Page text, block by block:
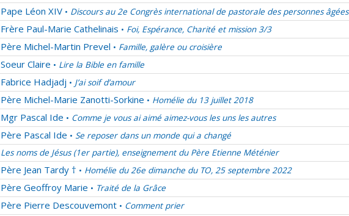
Pape Léon XIV • Discours au 2e Congrès international de pastorale des personnes âgées
Frère Paul-Marie Cathelinais • Foi, Espérance, Charité et mission 3/3
Père Michel-Martin Prevel • Famille, galère ou croisière
Soeur Claire • Lire la Bible en famille
Fabrice Hadjadj • J’ai soif d’amour
Père Michel-Marie Zanotti-Sorkine • Homélie du 13 juillet 2018
Mgr Pascal Ide • Comme je vous ai aimé aimez-vous les uns les autres
Père Pascal Ide • Se reposer dans un monde qui a changé
Les noms de Jésus (1er partie), enseignement du Père Etienne Méténier
Père Jean Tardy † • Homélie du 26e dimanche du TO, 25 septembre 2022
Père Geoffroy Marie • Traité de la Grâce
Père Pierre Descouvemont • Comment prier